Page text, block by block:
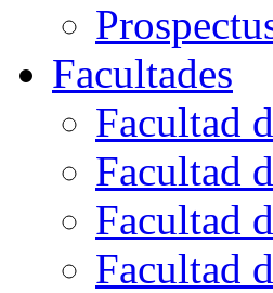
Facultades
Facultad
Facultad
Facultad
Facultad